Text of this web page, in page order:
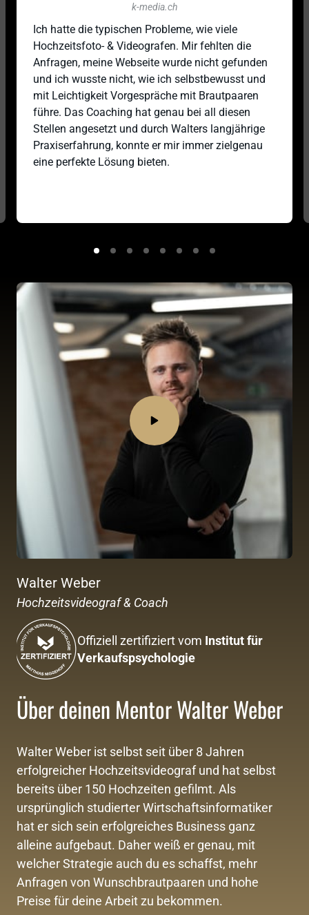
k-media.ch
Ich hatte die typischen Probleme, wie viele
Hochzeitsfoto- & Videografen. Mir fehlten die
Anfragen, meine Webseite wurde nicht gefunden
und ich wusste nicht, wie ich selbstbewusst und
mit Leichtigkeit Vorgespräche mit Brautpaaren
führe. Das Coaching hat genau bei all diesen
Stellen angesetzt und durch Walters langjährige
Praxiserfahrung, konnte er mir immer zielgenau
eine perfekte Lösung bieten.
Walter Weber
Hochzeitsvideograf & Coach
Offiziell zertifiziert vom Institut für
Verkaufspsychologie
Über deinen Mentor Walter Weber
Walter Weber ist selbst seit über 8 Jahren
erfolgreicher Hochzeitsvideograf und hat selbst
bereits über 150 Hochzeiten gefilmt. Als
ursprünglich studierter Wirtschaftsinformatiker
hat er sich sein erfolgreiches Business ganz
alleine aufgebaut. Daher weiß er genau, mit
welcher Strategie auch du es schaffst, mehr
Anfragen von Wunschbrautpaaren und hohe
Preise für deine Arbeit zu bekommen.